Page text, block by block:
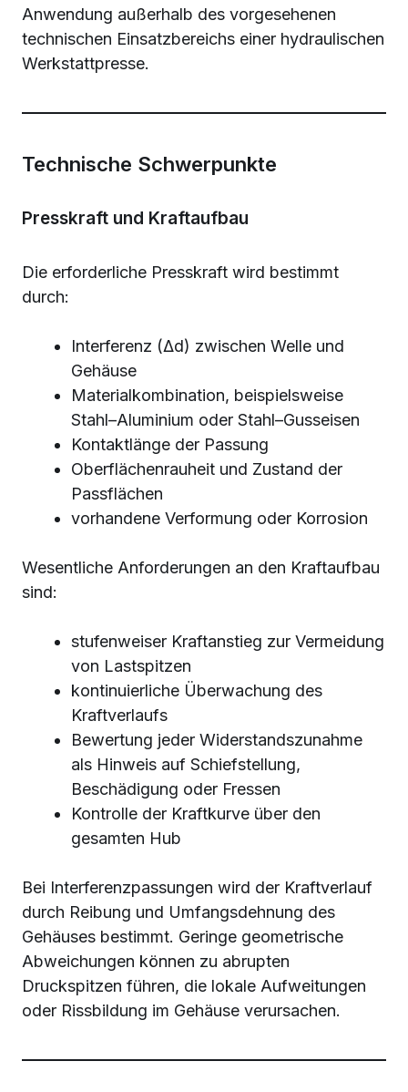
Anwendung außerhalb des vorgesehenen
technischen Einsatzbereichs einer hydraulischen
Werkstattpresse.
Technische Schwerpunkte
Presskraft und Kraftaufbau
Die erforderliche Presskraft wird bestimmt
durch:
Interferenz (Δd) zwischen Welle und
Gehäuse
Materialkombination, beispielsweise
Stahl–Aluminium oder Stahl–Gusseisen
Kontaktlänge der Passung
Oberflächenrauheit und Zustand der
Passflächen
vorhandene Verformung oder Korrosion
Wesentliche Anforderungen an den Kraftaufbau
sind:
stufenweiser Kraftanstieg zur Vermeidung
von Lastspitzen
kontinuierliche Überwachung des
Kraftverlaufs
Bewertung jeder Widerstandszunahme
als Hinweis auf Schiefstellung,
Beschädigung oder Fressen
Kontrolle der Kraftkurve über den
gesamten Hub
Bei Interferenzpassungen wird der Kraftverlauf
durch Reibung und Umfangsdehnung des
Gehäuses bestimmt. Geringe geometrische
Abweichungen können zu abrupten
Druckspitzen führen, die lokale Aufweitungen
oder Rissbildung im Gehäuse verursachen.